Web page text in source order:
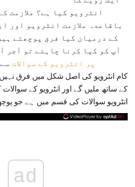
انٹرویو کیا ہے؟ ملازمت
باقاعدہ ملازمت انٹرویو اور
کے درمیان کیا فرق پوچھتے
آپ کو کیا کرنا چاہئے تو آجر
پر انٹرویو کے سوالات
کام انٹرویو کی اصل شکل میں فرق
کے ساتھ ملیں گے اور انٹرویو کے
انٹرویو سوالات کی قسم میں ہے جو
ad